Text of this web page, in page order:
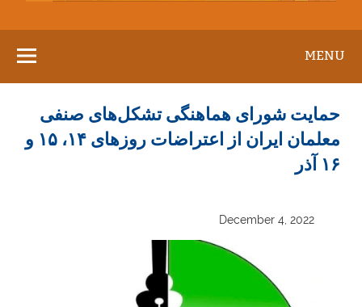
MENU
حمایت شورای هماهنگی تشکل‌های صنفی
معلمان ایران از اعتراضات روزهای ۱۴، ۱۵ و
۱۶ آذر
December 4, 2022